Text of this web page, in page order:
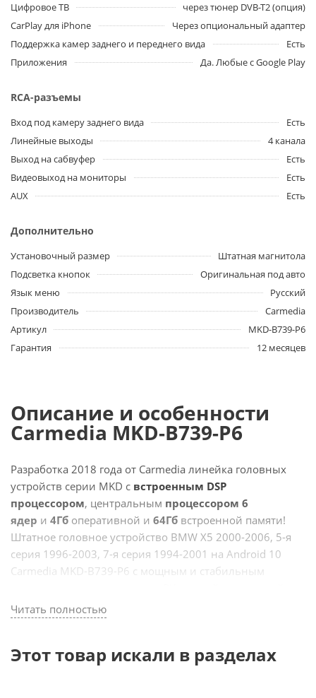
Цифровое ТВ
через тюнер DVB-T2 (опция)
CarPlay для iPhone
Через опциональный адаптер
Поддержка камер заднего и переднего вида
Есть
Приложения
Да. Любые с Google Play
RCA-разъемы
Вход под камеру заднего вида
Есть
Линейные выходы
4 канала
Выход на сабвуфер
Есть
Видеовыход на мониторы
Есть
AUX
Есть
Дополнительно
Установочный размер
Штатная магнитола
Подсветка кнопок
Оригинальная под авто
Язык меню
Русский
Производитель
Carmedia
Артикул
MKD-B739-P6
Гарантия
12 месяцев
Описание и особенности
Carmedia MKD-B739-P6
Разработка 2018 года от Carmedia линейка головных
устройств серии MKD с встроенным DSP
процессором, центральным процессором 6
ядер и 4Гб оперативной и 64Гб встроенной памяти!
Штатное головное устройство BMW X5 2000-2006, 5-я
серия 1996-2003, 7-я серия 1994-2001 на Android 10
Carmedia MKD-B739-P6 с мощным и стабильным
(GPS, Глонасс), ярким сенсорным
связью идеально подходит для замены магнитолы на
Rockchip RK3399 – высокопроизводительный процессор
Читать полностью
Этот товар искали в разделах